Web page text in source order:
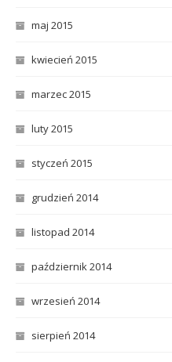
maj 2015
kwiecień 2015
marzec 2015
luty 2015
styczeń 2015
grudzień 2014
listopad 2014
październik 2014
wrzesień 2014
sierpień 2014